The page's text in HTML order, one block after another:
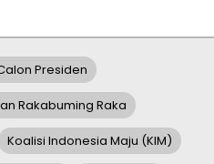
Presiden
Rakabuming Raka
Koalisi Indonesia Maju (KIM)